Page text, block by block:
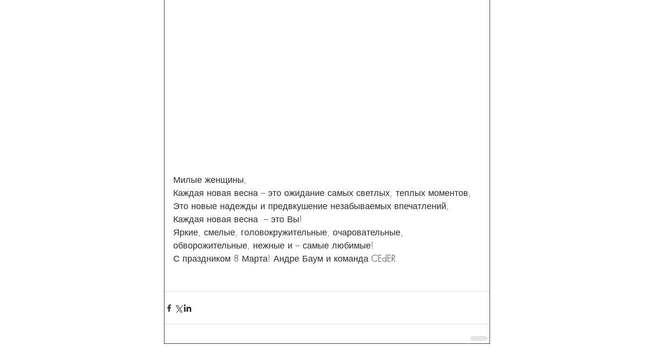
Милые женщины,
Каждая новая весна – это ожидание самых светлых, теплых моментов,
Это новые надежды и предвкушение незабываемых впечатлений,
Каждая новая весна  – это Вы!
Яркие, смелые, головокружительные, очаровательные,
обворожительные, нежные и – самые любимые!
С праздником 8 Марта! Андре Баум и команда CEdER